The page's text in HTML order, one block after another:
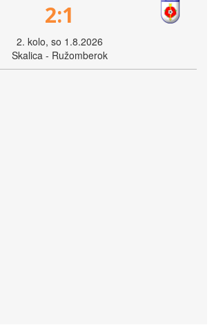
2:1
2. kolo, so 1.8.2026
Skalica - Ružomberok